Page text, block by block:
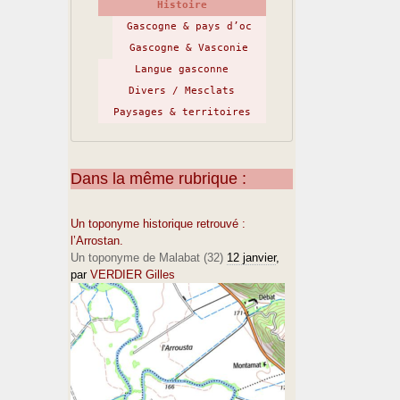
Histoire
Gascogne & pays d’oc
Gascogne & Vasconie
Langue gasconne
Divers / Mesclats
Paysages & territoires
Dans la même rubrique :
Un toponyme historique retrouvé :
l’Arrostan.
Un toponyme de Malabat (32) 12 janvier,
par VERDIER Gilles